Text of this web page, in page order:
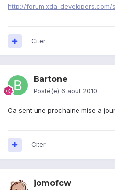
http://forum.xda-developers.com/
Citer
Bartone
Posté(e) 6 août 2010
Ca sent une prochaine mise a
Citer
jomofcw